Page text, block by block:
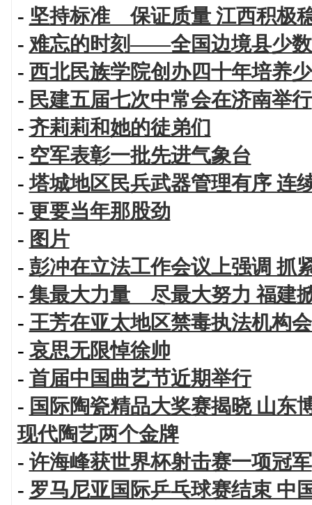
- 坚持标准 保证质量 江西积极
- 难忘的时刻——全国边境县少
- 西北民族学院创办四十年培养
- 民建五届七次中常会在济南举行
-齐莉莉和她的徒弟们
- 空军表彰一批先进气象台
-塔城地区民兵武器管理有序 连
- 更要当年那股劲
- 图片
- 彭冲在立法工作会议上强调 抓
- 集最大力量 尽最大努力 福建
- 王芳在亚太地区禁毒执法机构
- 哀思无限悼徐帅
- 首届中国曲艺节近期举行
- 国际陶瓷精品大奖赛揭晓 山东
现代陶艺两个金牌
- 许海峰获世界杯射击赛一项冠军
- 罗马尼亚国际乒乓球赛结束 中